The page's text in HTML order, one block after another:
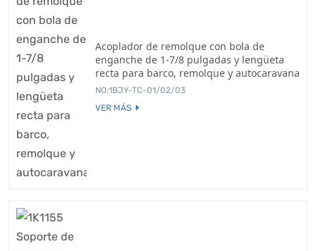
Acoplador de remolque con bola de
enganche de 1-7/8 pulgadas y lengüeta
recta para barco, remolque y autocaravana
NO:1BJY-TC-01/02/03
VER MÁS